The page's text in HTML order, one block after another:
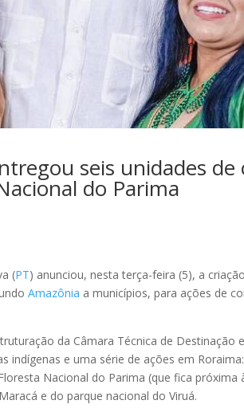
seis unidades de
do Parima
(PT) anunciou, nesta terça-feira (5), a
Amazônia a municípios, para ações de
da Câmara Técnica de Destinação
indígenas e uma série de ações em
Nacional do Parima (que fica próxima
e do parque nacional do Viruá.